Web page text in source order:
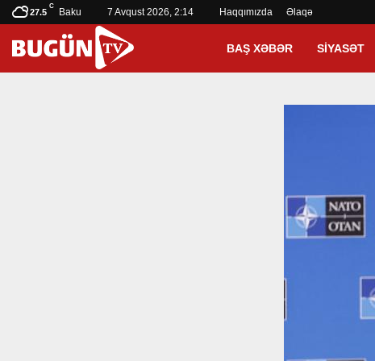
27.5
C
Baku 7 Avqust 2026, 2:14 Haqqımızda Əlaqə
BAŞ XƏBƏR SIYASƏT